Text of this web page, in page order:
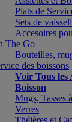
Plats de
Sets de
Accesoires
The Go
Bouteilles,
des boissons
Voir Tous les
Boisson
Mugs, Tasses
Verres
Théières et